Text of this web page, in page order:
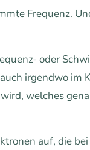
Frequenz.
oder
irgendwo im
welches
auf, die